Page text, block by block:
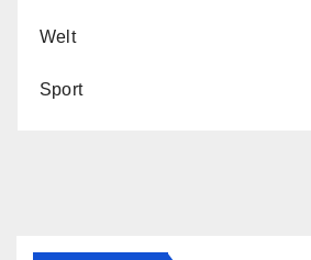
Welt
Sport